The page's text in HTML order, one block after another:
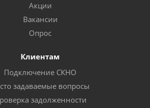
Акции
Вакансии
Опрос
Клиентам
Подключение СКНО
задаваемые вопросы
задолженности